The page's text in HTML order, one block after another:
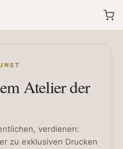
Atelier der
verdienen:
zu exklusiven Drucken